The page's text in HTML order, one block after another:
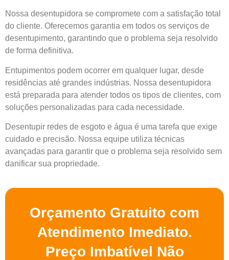
Nossa desentupidora se compromete com a satisfação total
do cliente. Oferecemos garantia em todos os serviços de
desentupimento, garantindo que o problema seja resolvido
de forma definitiva.
Entupimentos podem ocorrer em qualquer lugar, desde
residências até grandes indústrias. Nossa desentupidora
está preparada para atender todos os tipos de clientes, com
soluções personalizadas para cada necessidade.
Desentupir redes de esgoto e água é uma tarefa que exige
cuidado e precisão. Nossa equipe utiliza técnicas
avançadas para garantir que o problema seja resolvido sem
danificar sua propriedade.
Orçamento Gratuito com
Atendimento Imediato.
Preço Imbatível Não